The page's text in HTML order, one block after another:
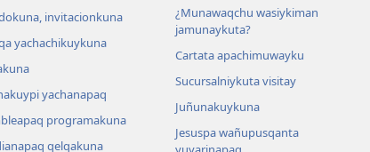
invitacionkuna
yachachikuykuna
yachanapaq
programakuna
qelqakuna
¿Munawaqchu wasiykiman
jamunaykuta?
Cartata apachimuwayku
Sucursalniykuta visitay
Juñunakuykuna
Jesuspa wañupusqanta